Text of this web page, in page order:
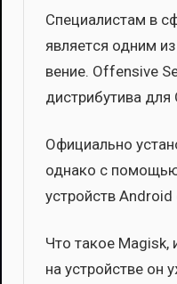
Спе­ци­а­ли­стам в
явля­ет­ся одним
ве­ние. Offensive
дис­три­бу­ти­ва
Офи­ци­аль­но
одна­ко с
устройств Android
Что такое Magisk,
на устрой­стве он